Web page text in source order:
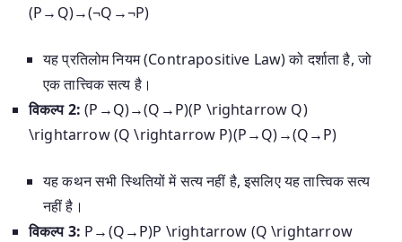
(P→ Q)→(¬Q →¬P)
यह प्रतिलोम नियम (Contrapositive Law) को दर्शाता है, जो
एक तात्त्विक सत्य है।
विकल्प 2: (P→Q)→(Q→P)(P \rightarrow Q)
\rightarrow (Q \rightarrow P)(P→Q)→(Q→P)
यह कथन सभी स्थितियों में सत्य नहीं है, इसलिए यह तात्त्विक सत्य
नहीं है।
विकल्प 3: P→(Q→P)P \rightarrow (Q \rightarrow